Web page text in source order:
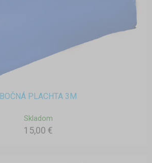
BOČNÁ PLACHTA 3M
Skladom
15,00 €